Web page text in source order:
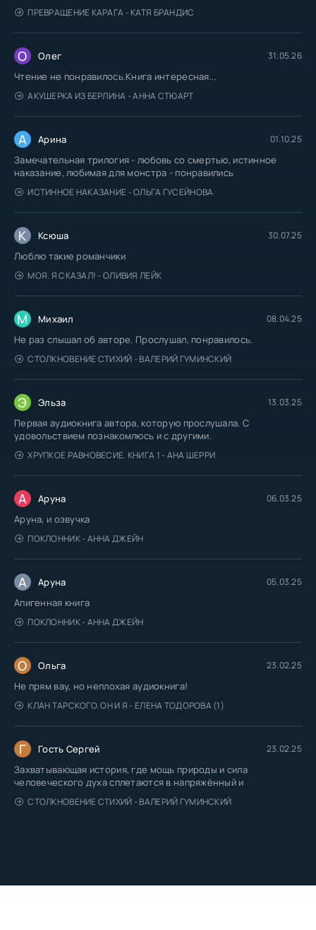
ПРЕВРАЩЕНИЕ КАРАГА - КАТЯ БРАНДИС
О Олег 31.05.26
Чтение не понравилось.Книга интересная...
АКУШЕРКА ИЗ БЕРЛИНА - АННА СТЮАРТ
А Арина 01.10.25
Замечательная трилогия - любовь со смертью, истинное
наказание, любимая для монстра - понравились
ИСТИННОЕ НАКАЗАНИЕ - ОЛЬГА ГУСЕЙНОВА
К Ксюша 30.07.25
Люблю такие романчики
МОЯ. Я СКАЗАЛ! - ОЛИВИЯ ЛЕЙК
М Михаил 08.04.25
Не раз слышал об авторе. Прослушал, понравилось.
СТОЛКНОВЕНИЕ СТИХИЙ - ВАЛЕРИЙ ГУМИНСКИЙ
Э Эльза 13.03.25
Первая аудиокнига автора, которую прослушала. С
удовольствием познакомлюсь и с другими.
ХРУПКОЕ РАВНОВЕСИЕ. КНИГА 1 - АНА ШЕРРИ
А Аруна 06.03.25
Аруна, и озвучка
ПОКЛОННИК - АННА ДЖЕЙН
А Аруна 05.03.25
Апигенная книга
ПОКЛОННИК - АННА ДЖЕЙН
О Ольга 23.02.25
Не прям вау, но неплохая аудиокнига!
КЛАН ТАРСКОГО. ОН И Я - ЕЛЕНА ТОДОРОВА (1)
Г Гость Сергей 23.02.25
Захватывающая история, где мощь природы и сила
человеческого духа сплетаются в напряжённый и
СТОЛКНОВЕНИЕ СТИХИЙ - ВАЛЕРИЙ ГУМИНСКИЙ